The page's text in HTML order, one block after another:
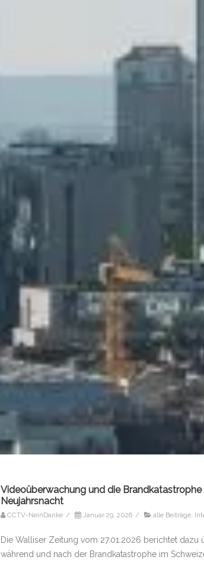
Videoüberwachung und die
Neujahrsnacht
CCTV-NeinDanke / Januar 29, 2026 / alle Beiträge,
Die Walliser Zeitung vom 27.01.2026 berichtet
während und nach der Brandkatastrophe im